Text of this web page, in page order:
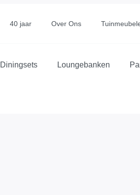
40 jaar Over Ons
Diningsets Loungebanken